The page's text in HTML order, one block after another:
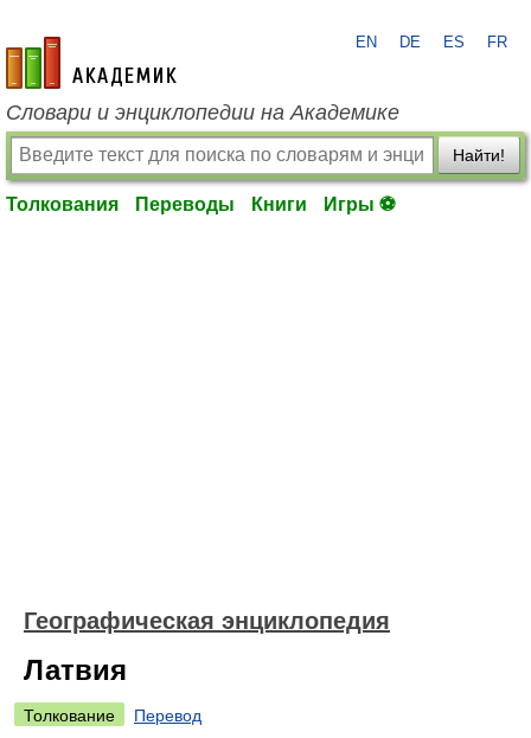
academic.ru
EN DE ES FR
Словари и энциклопедии на Академике
Найти!
Толкования Переводы Книги Игры ⚽
Географическая энциклопедия
Латвия
Толкование
Перевод